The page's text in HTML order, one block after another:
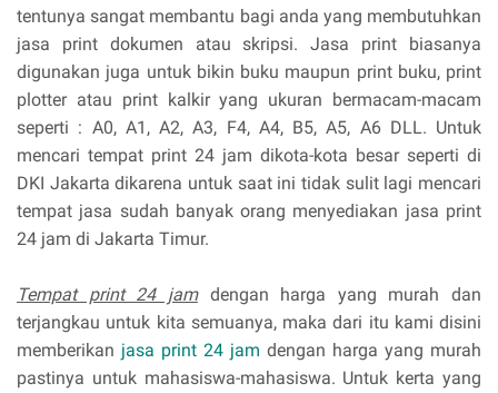
tentunya sangat membantu bagi anda yang membutuhkan
jasa print dokumen atau skripsi. Jasa print biasanya
digunakan juga untuk bikin buku maupun print buku, print
plotter atau print kalkir yang ukuran bermacam-macam
seperti : A0, A1, A2, A3, F4, A4, B5, A5, A6 DLL. Untuk
mencari tempat print 24 jam dikota-kota besar seperti di
DKI Jakarta dikarena untuk saat ini tidak sulit lagi mencari
tempat jasa sudah banyak orang menyediakan jasa print
24 jam di Jakarta Timur.
Tempat print 24 jamdengan harga yang murah dan
terjangkau untuk kita semuanya, maka dari itu kami disini
memberikan jasa print 24 jam dengan harga yang murah
pastinya untuk mahasiswa-mahasiswa. Untuk kerta yang